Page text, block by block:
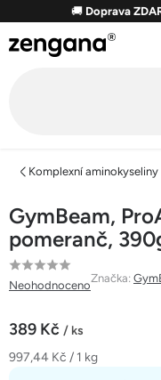
obsah
🚚 Doprava
Komplexní aminokyseliny
GymBeam,
pomeranč,
Průměrné
hodnocení
je
0,0
Neohodnoceno
Značka:
389 Kč / ks
Měrná
997,44 Kč / 1 kg